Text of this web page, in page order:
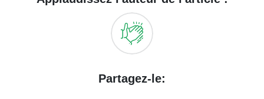
Partagez-le: